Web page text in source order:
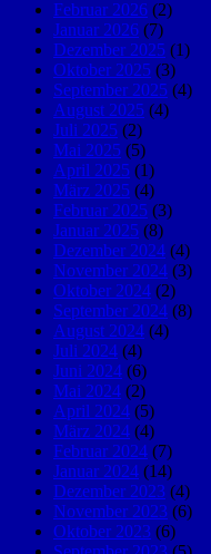
Februar 2026 (2)
Januar 2026 (7)
Dezember 2025 (1)
Oktober 2025 (3)
September 2025 (4)
August 2025 (4)
Juli 2025 (2)
Mai 2025 (5)
April 2025 (1)
März 2025 (4)
Februar 2025 (3)
Januar 2025 (8)
Dezember 2024 (4)
November 2024 (3)
Oktober 2024 (2)
September 2024 (8)
August 2024 (4)
Juli 2024 (4)
Juni 2024 (6)
Mai 2024 (2)
April 2024 (5)
März 2024 (4)
Februar 2024 (7)
Januar 2024 (14)
Dezember 2023 (4)
November 2023 (6)
Oktober 2023 (6)